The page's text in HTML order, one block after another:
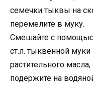
семечки тыквы на
перемелите в муку.
Смешайте с
ст.л. тыквенной муки
растительного
подержите на